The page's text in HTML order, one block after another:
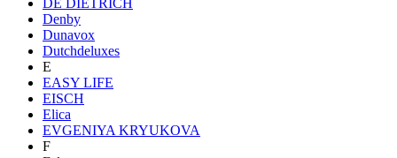
Denby
Dunavox
Dutchdeluxes
E
EASY LIFE
EISCH
Elica
EVGENIYA KRYUKOVA
F